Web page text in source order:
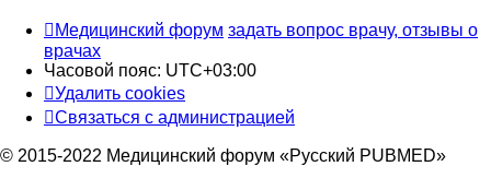
Медицинский форум задать вопрос врачу, отзывы о
врачах
Часовой пояс: UTC+03:00
Удалить cookies
Связаться с администрацией
© 2015-2022 Медицинский форум «Русский PUBMED»